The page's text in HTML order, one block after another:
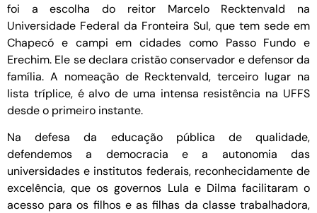
foi a escolha do reitor Marcelo Recktenvald na
Universidade Federal da Fronteira Sul, que tem sede em
Chapecó e campi em cidades como Passo Fundo e
Erechim. Ele se declara cristão conservador e defensor da
família. A nomeação de Recktenvald, terceiro lugar na
lista tríplice, é alvo de uma intensa resistência na UFFS
desde o primeiro instante.
Na defesa da educação pública de qualidade,
defendemos a democracia e a autonomia das
universidades e institutos federais, reconhecidamente de
excelência, que os governos Lula e Dilma facilitaram o
acesso para os filhos e as filhas da classe trabalhadora,